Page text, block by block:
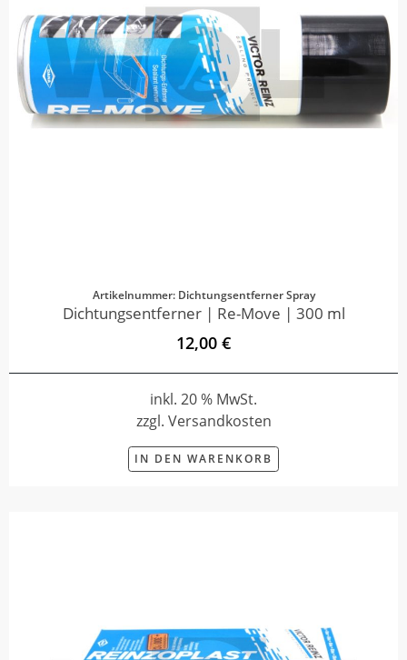
Artikelnummer: Dichtungsentferner Spray
Dichtungsentferner | Re-Move | 300 ml
12,00 €
inkl. 20 % MwSt.
zzgl. Versandkosten
IN DEN WARENKORB